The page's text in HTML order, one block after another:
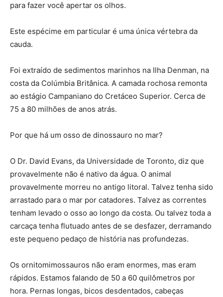
para fazer você apertar os olhos.
Este espécime em particular é uma única vértebra da
cauda.
Foi extraído de sedimentos marinhos na Ilha Denman, na
costa da Colúmbia Britânica. A camada rochosa remonta
ao estágio Campaniano do Cretáceo Superior. Cerca de
75 a 80 milhões de anos atrás.
Por que há um osso de dinossauro no mar?
O Dr. David Evans, da Universidade de Toronto, diz que
provavelmente não é nativo da água. O animal
provavelmente morreu no antigo litoral. Talvez tenha sido
arrastado para o mar por catadores. Talvez as correntes
tenham levado o osso ao longo da costa. Ou talvez toda a
carcaça tenha flutuado antes de se desfazer, derramando
este pequeno pedaço de história nas profundezas.
Os ornitomimossauros não eram enormes, mas eram
rápidos. Estamos falando de 50 a 60 quilômetros por
hora. Pernas longas, bicos desdentados, cabeças